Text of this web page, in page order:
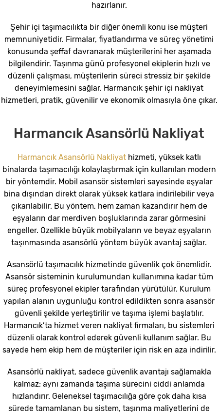
hazırlanır.
Şehir içi taşımacılıkta bir diğer önemli konu ise müşteri
memnuniyetidir. Firmalar, fiyatlandırma ve süreç yönetimi
konusunda şeffaf davranarak müşterilerini her aşamada
bilgilendirir. Taşınma günü profesyonel ekiplerin hızlı ve
düzenli çalışması, müşterilerin süreci stressiz bir şekilde
deneyimlemesini sağlar. Harmancık şehir içi nakliyat
hizmetleri, pratik, güvenilir ve ekonomik olmasıyla öne çıkar.
Harmancık Asansörlü Nakliyat
Harmancık Asansörlü Nakliyat hizmeti, yüksek katlı
binalarda taşımacılığı kolaylaştırmak için kullanılan modern
bir yöntemdir. Mobil asansör sistemleri sayesinde eşyalar
bina dışından direkt olarak yüksek katlara indirilebilir veya
çıkarılabilir. Bu yöntem, hem zaman kazandırır hem de
eşyaların dar merdiven boşluklarında zarar görmesini
engeller. Özellikle büyük mobilyaların ve beyaz eşyaların
taşınmasında asansörlü yöntem büyük avantaj sağlar.
Asansörlü taşımacılık hizmetinde güvenlik çok önemlidir.
Asansör sisteminin kurulumundan kullanımına kadar tüm
süreç profesyonel ekipler tarafından yürütülür. Kurulum
yapılan alanın uygunluğu kontrol edildikten sonra asansör
güvenli şekilde yerleştirilir ve taşıma işlemi başlatılır.
Harmancık’ta hizmet veren nakliyat firmaları, bu sistemleri
düzenli olarak kontrol ederek güvenli kullanım sağlar. Bu
sayede hem ekip hem de müşteriler için risk en aza indirilir.
Asansörlü nakliyat, sadece güvenlik avantajı sağlamakla
kalmaz; aynı zamanda taşıma sürecini ciddi anlamda
hızlandırır. Geleneksel taşımacılığa göre çok daha kısa
sürede tamamlanan bu sistem, taşınma maliyetlerini de